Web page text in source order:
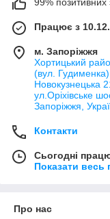
Працює з
м. Запоріжжя
Хортицький
(вул.
Новокузнецька
ул.Оріхівське
Запоріжжя,
Контакти
Сьогодні
Показати весь
Про нас